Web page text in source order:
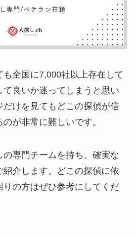
全国に7,000社以上存在して
て良いか迷ってしまうと思い
だけを見てもどこの探偵が信
が非常に難しいです。
の専門チームを持ち、確実な
介します。どこの探偵に依
の方はぜひ参考にしてくだ